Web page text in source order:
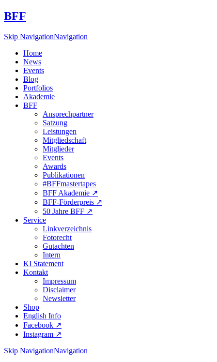
BFF
Skip NavigationNavigation
Home
News
Events
Blog
Portfolios
Akademie
BFF
Ansprechpartner
Satzung
Leistungen
Mitgliedschaft
Mitglieder
Events
Awards
Publikationen
#BFFmastertapes
BFF Akademie ↗︎
BFF-Förderpreis ↗︎
50 Jahre BFF ↗︎
Service
Linkverzeichnis
Fotorecht
Gutachten
Intern
KI Statement
Kontakt
Impressum
Disclaimer
Newsletter
Shop
English Info
Facebook ↗︎
Instagram ↗︎
Skip NavigationNavigation